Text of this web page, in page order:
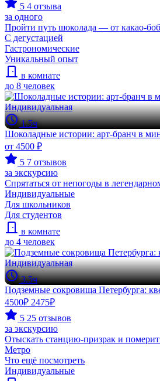
5 4 отзыва
за одного
Пройти путь шоколада — от какао-
С дегустацией
Гастрономические
Уникальный опыт
в комнате
до 8 человек
Индивидуальная
1.5ч
Шоколадные истории: арт-бранч в
от 4500 ₽
5 7 отзывов
за экскурсию
Спрятаться от непогоды в
Индивидуальные
Для школьников
Для студентов
в комнате
до 4 человек
Индивидуальная
3.5ч
Подземные сокровища Петербурга:
4500₽ 2475₽
5 25 отзывов
за экскурсию
Отыскать станцию-призрак и
Метро
Что ещё посмотреть
Индивидуальные